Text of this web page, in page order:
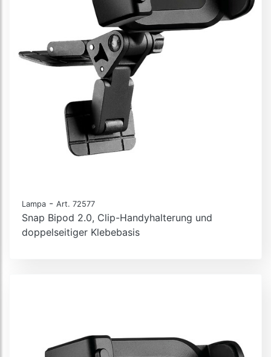
Lampa - Art. 72577
Snap Bipod 2.0, Clip-Handyhalterung und
doppelseitiger Klebebasis